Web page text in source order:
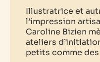
Illustratrice et
l’impression
Caroline Bizien
ateliers
petits comme